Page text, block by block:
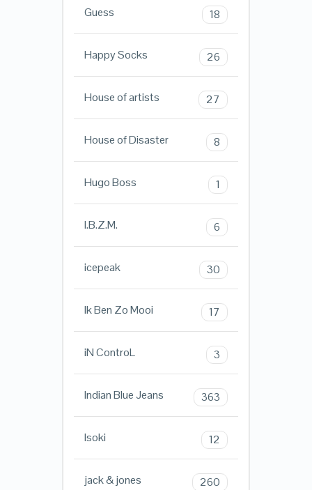
Guess 18
Happy Socks 26
House of artists 27
House of Disaster 8
Hugo Boss 1
I.B.Z.M. 6
icepeak 30
Ik Ben Zo Mooi 17
iN ControL 3
Indian Blue Jeans 363
Isoki 12
jack & jones 260